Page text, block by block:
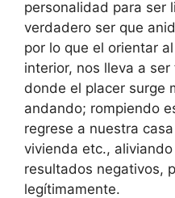
personalidad para ser
verdadero ser que
por lo que el orientar
interior, nos lleva a
donde el placer surge
andando; rompiendo
regrese a nuestra
vivienda etc.,
resultados negativos,
legítimamente.